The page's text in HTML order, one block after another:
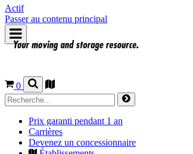
Actif
Passer au contenu principal
0
Prix garanti pendant 1 an
Carrières
Devenez un concessionnaire